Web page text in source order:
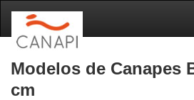
Modelos de Canapes
cm